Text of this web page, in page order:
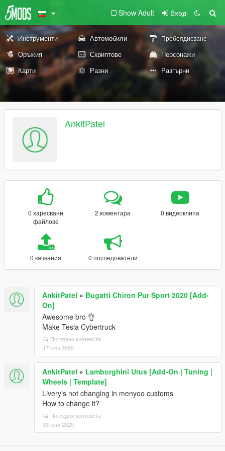
Show Adult Вход
Инструменти Автомобили Пребоядисване
Оръжия Скриптове
Персонажи
Карти
Разни Разгърни
AnkitPatel
0 харесвани
файлове
2 коментара 0 видеоклипа
0 качвания 0 последователи
AnkitPatel » Bugatti Chiron Pur Sport 2020 [Add-
On]
Awesome bro 👌
Make Tesla Cybertruck
Погледни контекста
17 юли 2020
AnkitPatel » Lamborghini Urus [Add-On | Tuning |
Wheels | Template]
Livery's not changing in menyoo customs
How to change it?
Погледни контекста
03 юни 2020